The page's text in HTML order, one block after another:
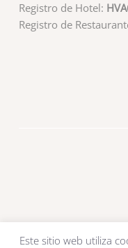
Registro de Hotel:
Registro de
Este sitio web utiliza